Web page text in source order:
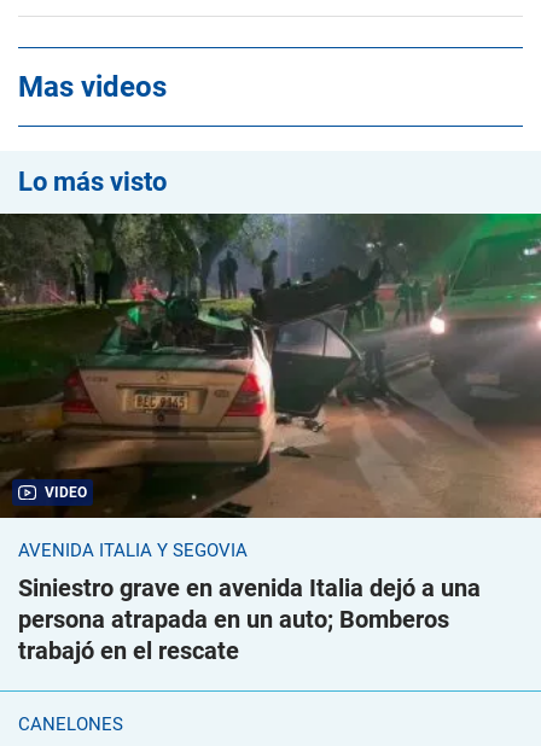
Mas videos
Lo más visto
VIDEO
AVENIDA ITALIA Y SEGOVIA
Siniestro grave en avenida Italia dejó a una
persona atrapada en un auto; Bomberos
trabajó en el rescate
CANELONES